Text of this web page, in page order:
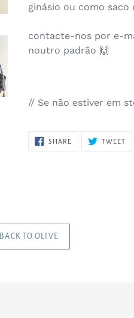
ginásio ou como saco
contacte-nos por e-
noutro padrão 🙌
// Se não estiver em
SHARESHARE
TWEET
BACK TO OLIVE